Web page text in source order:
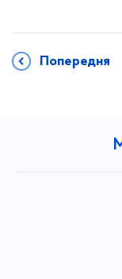
Попередня